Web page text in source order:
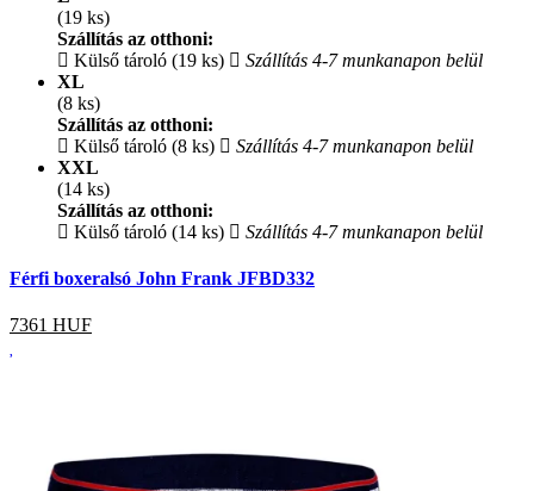
(19 ks)
Szállítás az otthoni:
Külső tároló (19 ks)
Szállítás 4-7 munkanapon belül
XL
(8 ks)
Szállítás az otthoni:
Külső tároló (8 ks)
Szállítás 4-7 munkanapon belül
XXL
(14 ks)
Szállítás az otthoni:
Külső tároló (14 ks)
Szállítás 4-7 munkanapon belül
Férfi boxeralsó John Frank JFBD332
7361 HUF